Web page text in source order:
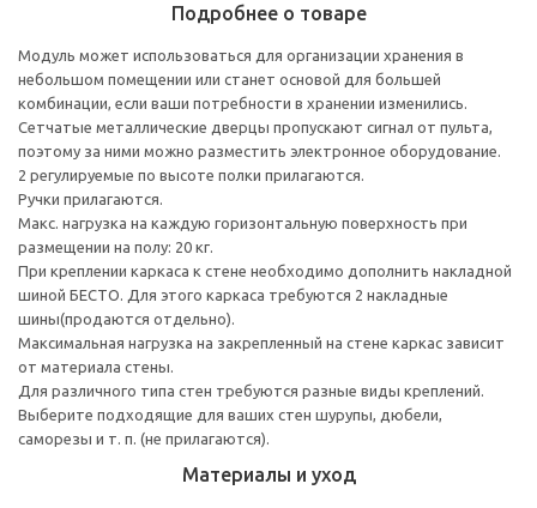
Подробнее о товаре
Модуль может использоваться для организации хранения в
небольшом помещении или станет основой для большей
комбинации, если ваши потребности в хранении изменились.
Сетчатые металлические дверцы пропускают сигнал от пульта,
поэтому за ними можно разместить электронное оборудование.
2 регулируемые по высоте полки прилагаются.
Ручки прилагаются.
Макс. нагрузка на каждую горизонтальную поверхность при
размещении на полу: 20 кг.
При креплении каркаса к стене необходимо дополнить накладной
шиной БЕСТО. Для этого каркаса требуются 2 накладные
шины(продаются отдельно).
Максимальная нагрузка на закрепленный на стене каркас зависит
от материала стены.
Для различного типа стен требуются разные виды креплений.
Выберите подходящие для ваших стен шурупы, дюбели,
саморезы и т. п. (не прилагаются).
Материалы и уход